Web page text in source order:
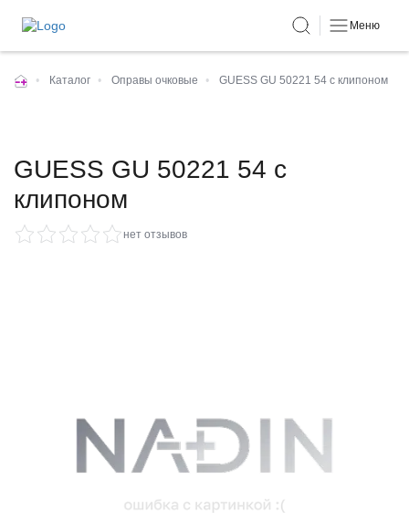
Меню
• Каталог • Оправы очковые • GUESS GU 50221 54 с клипоном
GUESS GU 50221 54 с
клипоном
нет отзывов